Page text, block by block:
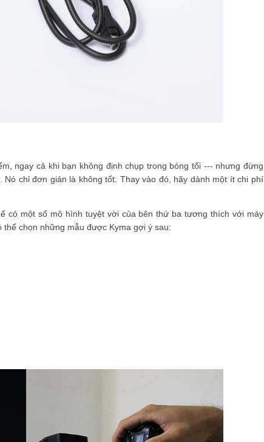
ngay cả khi bạn không định chụp trong bóng tối --- nhưng đừng
chỉ đơn giản là không tốt. Thay vào đó, hãy dành một ít chi phí
có một số mô hình tuyệt vời của bên thứ ba tương thích với máy
chọn những mẫu được Kyma gợi ý sau: